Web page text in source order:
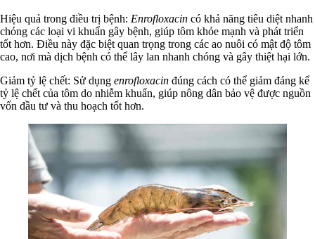
Hiệu quả trong điều trị bệnh: Enrofloxacin có khả năng tiêu diệt nhanh
chóng các loại vi khuẩn gây bệnh, giúp tôm khỏe mạnh và phát triển
tốt hơn. Điều này đặc biệt quan trọng trong các ao nuôi có mật độ tôm
cao, nơi mà dịch bệnh có thể lây lan nhanh chóng và gây thiệt hại lớn.
Giảm tỷ lệ chết: Sử dụng enrofloxacin đúng cách có thể giảm đáng kể
tỷ lệ chết của tôm do nhiễm khuẩn, giúp nông dân bảo vệ được nguồn
vốn đầu tư và thu hoạch tốt hơn.